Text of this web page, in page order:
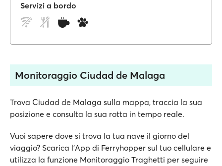
Servizi a bordo
Monitoraggio Ciudad de Malaga
Trova Ciudad de Malaga sulla mappa, traccia la sua
posizione e consulta la sua rotta in tempo reale.
Vuoi sapere dove si trova la tua nave il giorno del
viaggio? Scarica l'App di Ferryhopper sul tuo cellulare e
utilizza la funzione Monitoraggio Traghetti per seguire